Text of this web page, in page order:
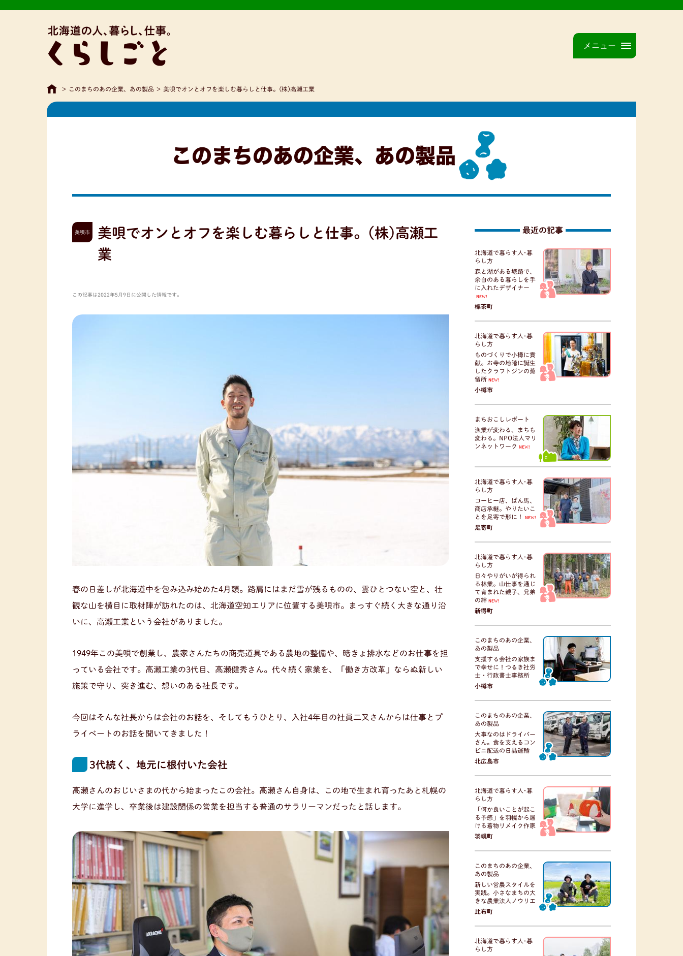
メニュー
> このまちのあの企業、あの製品 > 美唄でオンとオフを楽しむ暮らしと仕事。(株)高瀬工業
このまちのあの企業、あの製品
美唄市
美唄でオンとオフを楽しむ暮らしと仕事。(株)高瀬工
業
この記事は2022年5月9日に公開した情報です。
春の日差しが北海道中を包み込み始めた4月頭。路肩にはまだ雪が残るものの、雲ひとつない空と、壮
観な山を横目に取材陣が訪れたのは、北海道空知エリアに位置する美唄市。まっすぐ続く大きな通り沿
いに、高瀬工業という会社がありました。
1949年この美唄で創業し、農家さんたちの商売道具である農地の整備や、暗きょ排水などのお仕事を担
っている会社です。高瀬工業の3代目、高瀬健秀さん。代々続く家業を、「働き方改革」ならぬ新しい
施策で守り、突き進む、想いのある社長です。
今回はそんな社長からは会社のお話を、そしてもうひとり、入社4年目の社員二又さんからは仕事とプ
ライベートのお話を聞いてきました！
3代続く、地元に根付いた会社
高瀬さんのおじいさまの代から始まったこの会社。高瀬さん自身は、この地で生まれ育ったあと札幌の
大学に進学し、卒業後は建設関係の営業を担当する普通のサラリーマンだったと話します。
最近の記事
北海道で暮らす人･暮
らし方
森と湖がある塘路で、
余白のある暮らしを手
に入れたデザイナー
NEW!
標茶町
北海道で暮らす人･暮
らし方
ものづくりで小樽に貢
献。お寺の地階に誕生
したクラフトジンの蒸
留所 NEW!
小樽市
まちおこしレポート
漁業が変わる、まちも
変わる。NPO法人マリ
ンネットワーク
NEW!
北海道で暮らす人･暮
らし方
コーヒー店、ばん馬、
商店承継。やりたいこ
とを足寄で形に！
NEW!
足寄町
北海道で暮らす人･暮
らし方
日々やりがいが得られ
る林業。山仕事を通じ
て育まれた親子、兄弟
の絆 NEW!
新得町
このまちのあの企業、
あの製品
支援する会社の家族ま
で幸せに！つるき社労
士・行政書士事務所
小樽市
このまちのあの企業、
あの製品
大事なのはドライバー
さん。食を支えるコン
ビニ配送の日晶運輸
北広島市
北海道で暮らす人･暮
らし方
「何か良いことが起こ
る予感」を羽幌から届
ける着物リメイク作家
羽幌町
このまちのあの企業、
あの製品
新しい営農スタイルを
実践。小さなまちの大
きな農業法人ノウリエ
比布町
北海道で暮らす人･暮
らし方